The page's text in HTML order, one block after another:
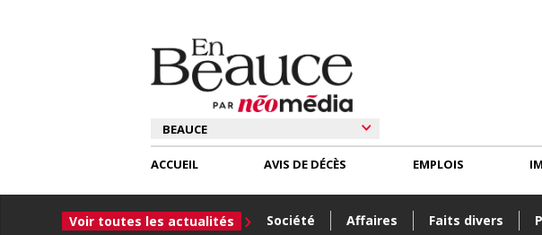
ACCUEIL
Voir toutes les actualités Société Affaires Faits divers
AVIS DE DÉCÈS EMPLOIS